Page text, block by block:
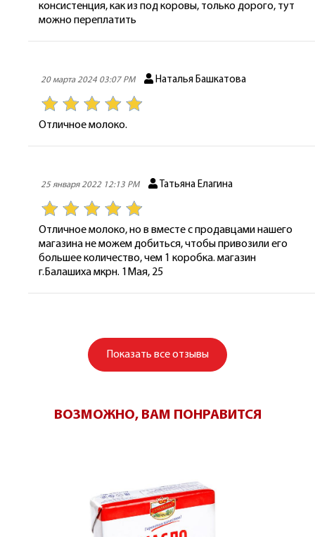
консистенция, как из под коровы, только дорого, тут
можно переплатить
20 марта 2024 03:07 PM Наталья Башкатова
Отличное молоко.
25 января 2022 12:13 PM Татьяна Елагина
Отличное молоко, но в вместе с продавцами нашего
магазина не можем добиться, чтобы привозили его
большее количество, чем 1 коробка. магазин
г.Балашиха мкрн. 1Мая, 25
Показать все отзывы
ВОЗМОЖНО, ВАМ ПОНРАВИТСЯ